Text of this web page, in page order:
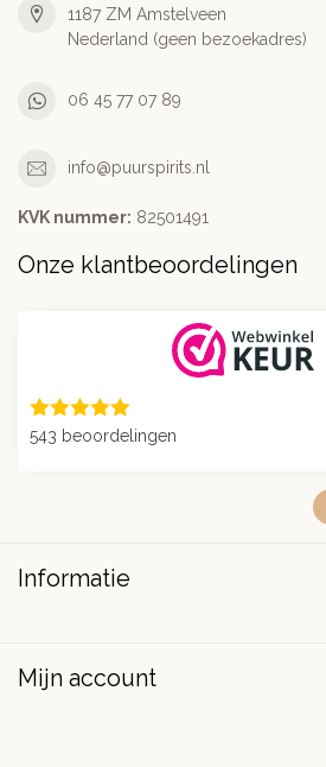
1187 ZM Amstelveen
Nederland (geen bezoekadres)
06 45 77 07 89
info@puurspirits.nl
KVK nummer: 82501491
Onze klantbeoordelingen
543 beoordelingen
Informatie
Mijn account